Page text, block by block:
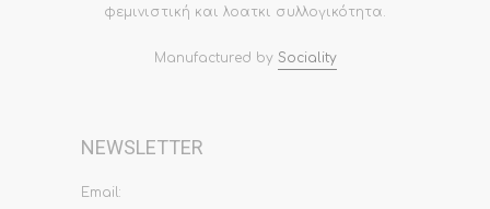
φεμινιστική και λοατκι συλλογικότητα.
Manufactured by Sociality
NEWSLETTER
Email: